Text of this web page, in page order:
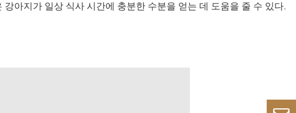
아지가 일상 식사 시간에 충분한 수분을 얻는 데 도움을 줄 수 있다.